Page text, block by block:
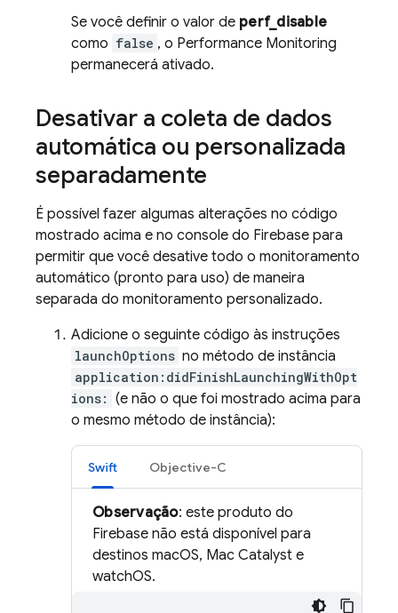
Se você definir o valor de perf_disable
como false , o Performance Monitoring
permanecerá ativado.
Desativar a coleta de dados
automática ou personalizada
separadamente
É possível fazer algumas alterações no código
mostrado acima e no console do Firebase para
permitir que você desative todo o monitoramento
automático (pronto para uso) de maneira
separada do monitoramento personalizado.
Adicione o seguinte código às instruções
launchOptions no método de instância
application:didFinishLaunchingWithOpt
ions: (e não o que foi mostrado acima para
o mesmo método de instância):
Swift Objective-C
Observação: este produto do
Firebase não está disponível para
destinos macOS, Mac Catalyst e
watchOS.